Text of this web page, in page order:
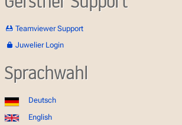
Teamviewer Support
Juwelier Login
Sprachwahl
Deutsch
English